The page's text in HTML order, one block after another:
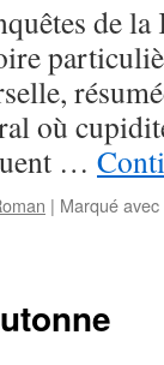
de
où
…
| Marqué avec